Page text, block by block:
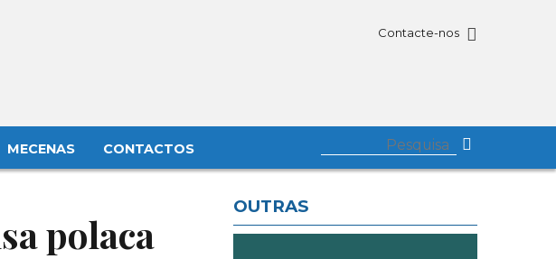
Contacte-nos
MECENAS CONTACTOS
polaca
OUTRAS